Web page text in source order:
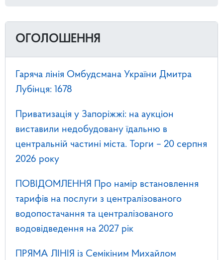
ОГОЛОШЕННЯ
Гаряча лінія Омбудсмана України Дмитра
Лубінця: 1678
Приватизація у Запоріжжі: на аукціон
виставили недобудовану їдальню в
центральній частині міста. Торги – 20 серпня
2026 року
ПОВІДОМЛЕННЯ Про намір встановлення
тарифів на послуги з централізованого
водопостачання та централізованого
водовідведення на 2027 рік
ПРЯМА ЛІНІЯ із Семікіним Михайлом